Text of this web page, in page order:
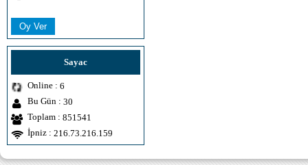
Sayac
Online : 6
Bu Gün : 30
Toplam : 851541
İpniz : 216.73.216.159